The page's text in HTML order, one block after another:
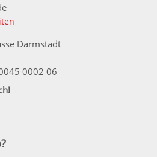
Darmstadt
0002 06